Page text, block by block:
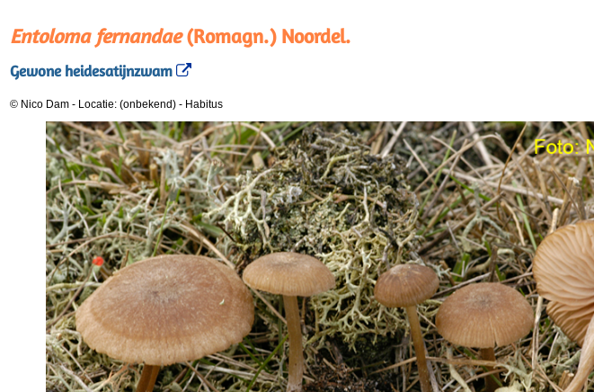
Entoloma fernandae(Romagn.) Noordel.
Gewone heidesatijnzwam
© Nico Dam - Locatie: (onbekend) - Habitus